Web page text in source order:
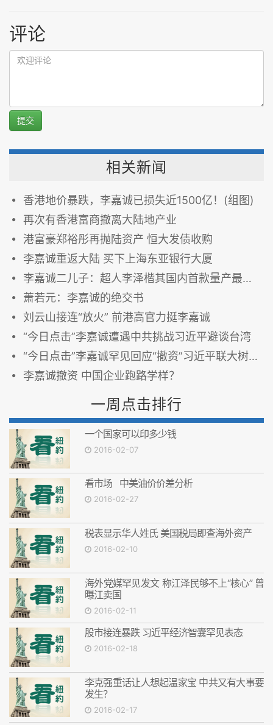
评论
提交
相关新闻
香港地价暴跌，李嘉诚已损失近1500亿！(组图)
再次有香港富商撤离大陆地产业
港富豪郑裕彤再抛陆资产 恒大发债收购
李嘉诚重返大陆 买下上海东亚银行大厦
李嘉诚二儿子：超人李泽楷其国内首款量产最美电动超跑菲斯克来了
萧若元：李嘉诚的绝交书
刘云山接连“放火” 前港高官力挺李嘉诚
“今日点击”李嘉诚遭遇中共挑战习近平避谈台湾
“今日点击”李嘉诚罕见回应“撤资”习近平联大树立形象
李嘉诚撤资 中国企业跑路学样？
一周点击排行
一个国家可以印多少钱
2016-02-07
看市场 中美油价价差分析
2016-02-27
税表显示华人姓氏 美国税局即查海外资产
2016-02-10
海外党媒罕见发文 称江泽民够不上“核心” 曾
曝江卖国
2016-02-11
股市接连暴跌 习近平经济智囊罕见表态
2016-02-18
李克强重话让人想起温家宝 中共又有大事要
发生？
2016-02-17